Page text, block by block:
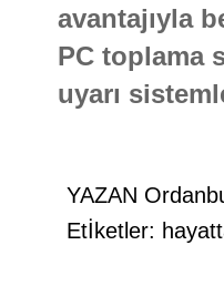
avantajıyla
PC toplama
uyarı
YAZAN
Etİketler: